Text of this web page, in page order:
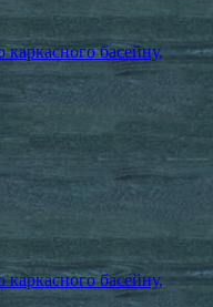
басейну,
басейну,